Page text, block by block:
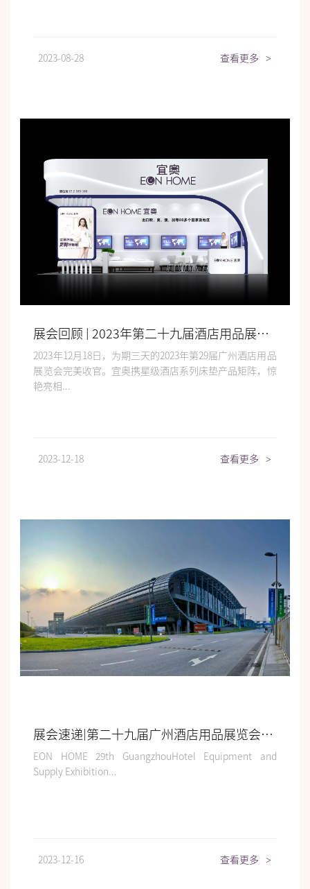
2023-08-28 查看更多 >
展会回顾 | 2023年第二十九届酒店用品展，完美收官！
2023年12月18日，为期三天的2023年第29届广州酒店用品
展览会完美收官。宜奥携星级酒店系列床垫产品矩阵，惊
艳亮相...
2023-12-18 查看更多 >
展会速递|第二十九届广州酒店用品展览会精彩大放送
EON HOME 29th GuangzhouHotel Equipment and
Supply Exhibition...
2023-12-16 查看更多 >